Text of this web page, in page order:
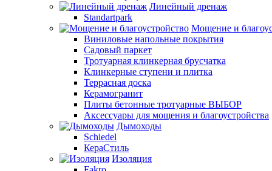
Линейный дренаж
Standartpark
Мощение и
Виниловые напольные покрытия
Садовый паркет
Тротуарная клинкерная брусчатка
Клинкерные ступени и плитка
Террасная доска
Керамогранит
Плиты бетонные тротуарные ВЫБОР
Аксессуары для мощения и благоустройства
Дымоходы
Schiedel
КераСтиль
Изоляция